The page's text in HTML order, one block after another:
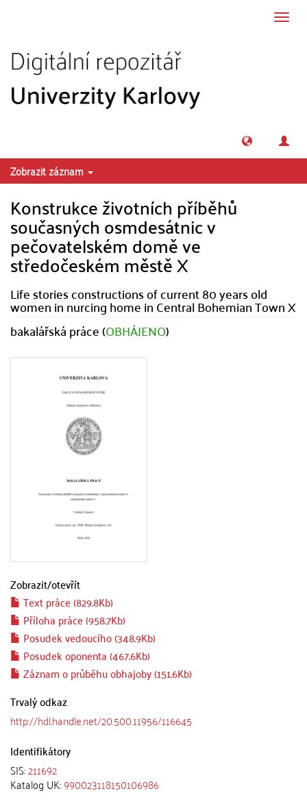
Zobrazit záznam
Konstrukce životních příběhů
současných osmdesátnic v
pečovatelském domě ve
středočeském městě X
Life stories constructions of current 80 years old
women in nurcing home in Central Bohemian Town X
bakalářská práce (OBHÁJENO)
Zobrazit/otevřít
Text práce (829.8Kb)
Příloha práce (958.7Kb)
Posudek vedoucího (348.9Kb)
Posudek oponenta (467.6Kb)
Záznam o průběhu obhajoby (151.6Kb)
Trvalý odkaz
http://hdl.handle.net/20.500.11956/116645
Identifikátory
SIS:211692
Katalog UK:990023118150106986